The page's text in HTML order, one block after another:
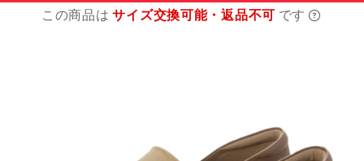
この商品はサイズ交換可能・返品不可 です